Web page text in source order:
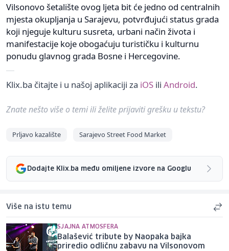
Vilsonovo šetalište ovog ljeta bit će jedno od centralnih
mjesta okupljanja u Sarajevu, potvrđujući status grada
koji njeguje kulturu susreta, urbani način života i
manifestacije koje obogaćuju turističku i kulturnu
ponudu glavnog grada Bosne i Hercegovine.
Klix.ba čitajte i u našoj aplikaciji za iOS ili Android.
Znate nešto više o temi ili želite prijaviti grešku u tekstu?
Prljavo kazalište Sarajevo Street Food Market
Dodajte Klix.ba među omiljene izvore na Googlu
Više na istu temu
SJAJNA ATMOSFERA
Balašević tribute by Naopaka bajka
priredio odličnu zabavu na Vilsonovom